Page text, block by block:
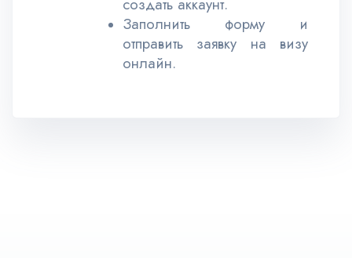
создать аккаунт.
Заполнить форму и
отправить заявку на визу
онлайн.